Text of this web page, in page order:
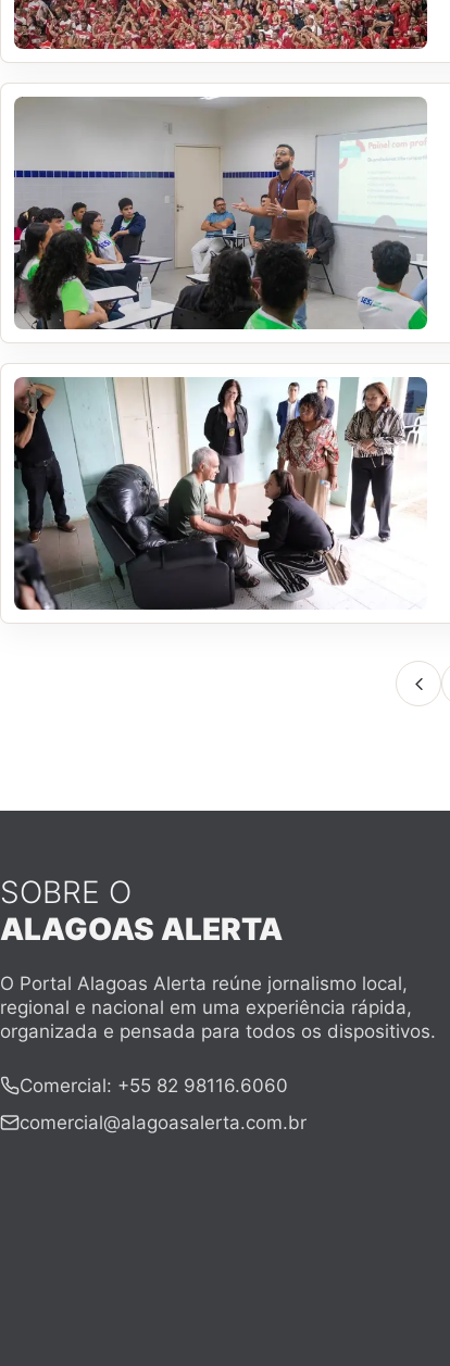
SOBRE O
ALAGOAS ALERTA
O Portal Alagoas Alerta reúne jornalismo local,
regional e nacional em uma experiência rápida,
organizada e pensada para todos os dispositivos.
Comercial: +55 82 98116.6060
comercial@alagoasalerta.com.br